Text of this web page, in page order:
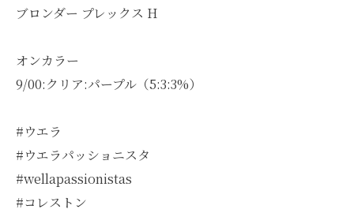
ブロンダー プレックス H
オンカラー
9/00:クリア:パープル（5:3:3%）
#ウエラ
#ウエラパッショニスタ
#wellapassionistas
#コレストン